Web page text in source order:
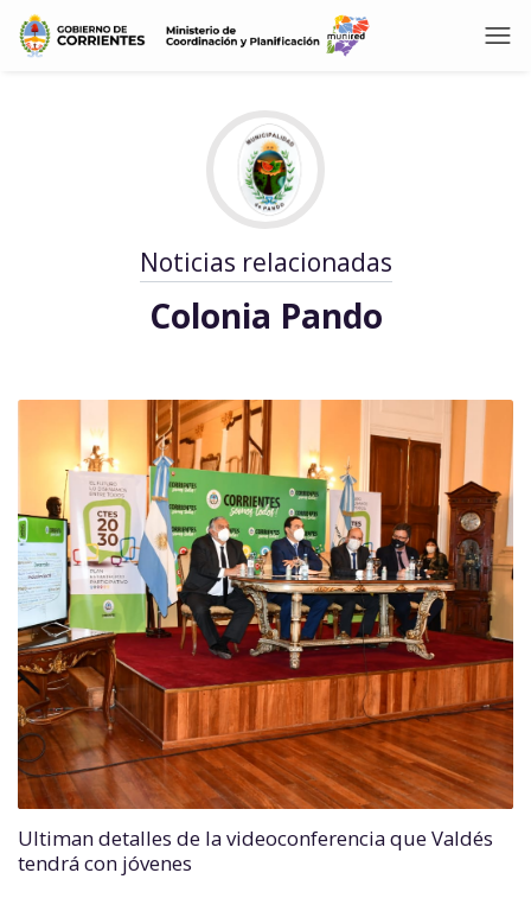
Noticias relacionadas
Colonia Pando
Ultiman detalles de la videoconferencia que Valdés
tendrá con jóvenes